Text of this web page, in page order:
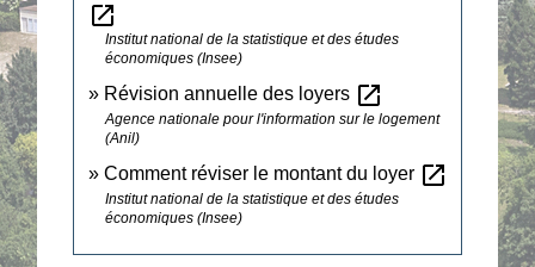
open_in_new
Institut national de la statistique et des études
économiques (Insee)
Révision annuelle des loyers open_in_new
Agence nationale pour l'information sur le logement
(Anil)
Comment réviser le montant du loyer open_in_new
Institut national de la statistique et des études
économiques (Insee)